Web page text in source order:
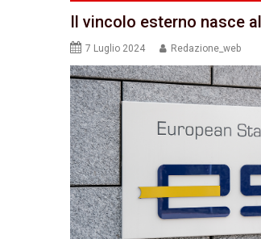
Il vincolo esterno nasce
7 Luglio 2024 Redazione_web